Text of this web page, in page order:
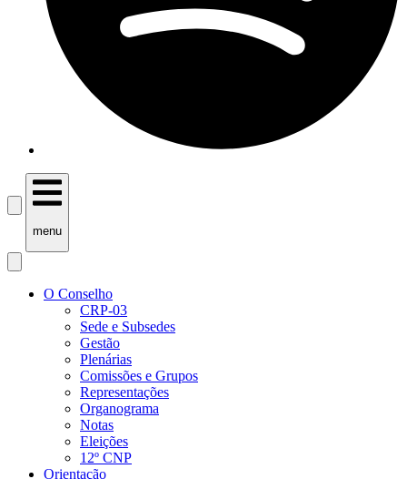
menu
O Conselho
CRP-03
Sede e Subsedes
Gestão
Plenárias
Comissões e Grupos
Representações
Organograma
Notas
Eleições
12º CNP
Orientação